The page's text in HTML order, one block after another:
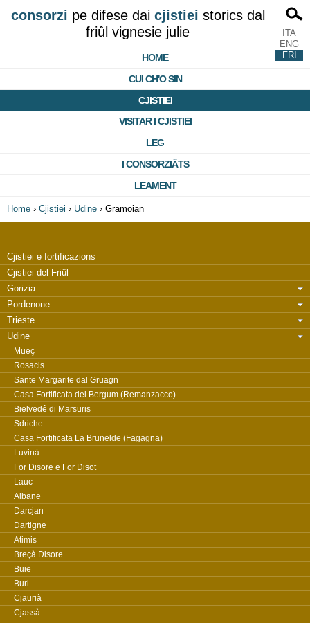
consorzi pe difese dai cjistiei storics dal
friûl vignesie julie
HOME
CUI CH'O SIN
CJISTIEI
VISITAR I CJISTIEI
LEG
I CONSORZIÂTS
LEAMENT
ITA
ENG
FRI
Home › Cjistiei › Udine › Gramoian
Cjistiei e fortificazions
Cjistiei del Friûl
Gorizia
Pordenone
Trieste
Udine
Mueç
Rosacis
Sante Margarite dal Gruagn
Casa Fortificata del Bergum (Remanzacco)
Bielvedê di Marsuris
Sdriche
Casa Fortificata La Brunelde (Fagagna)
Luvinà
For Disore e For Disot
Lauc
Albane
Darcjan
Dartigne
Atimis
Breçà Disore
Buie
Buri
Cjaurià
Cjassà